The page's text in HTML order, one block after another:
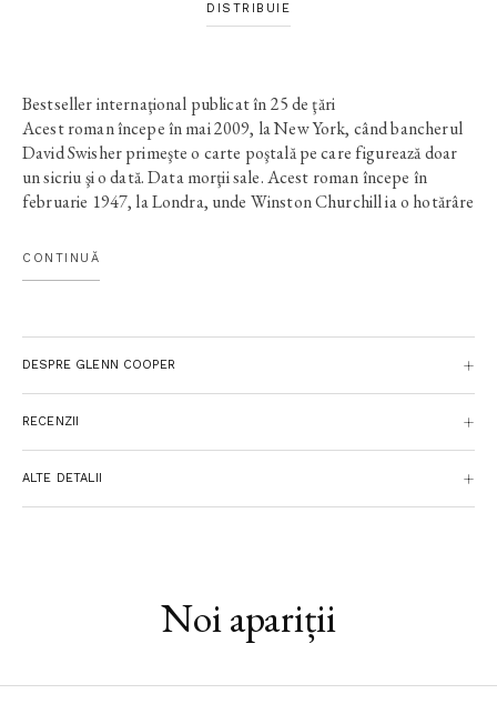
DISTRIBUIE
Bestseller internaţional publicat în 25 de ţări
Acest roman începe în mai 2009, la New York, când bancherul
David Swisher primeşte o carte poştală pe care figurează doar
un sicriu şi o dată. Data morţii sale. Acest roman începe în
februarie 1947, la Londra, unde Winston Churchill ia o hotărâre
hotărâre cumplită, dar necesară. Acest roman începe în iulie
1947, la Washington, când Harry Truman, preşedintele care a
copil analfabet scrie pe zăpadă nume şi numere. Har divin sau
blestem?Acest roman, dacă este un roman, a început şi nu s-a
sfârşit. S-ar putea ca noi toţi să fim în el, fără să ştim. Pentru că
nimic nu este întâmplător. Pentru că destinul fiecărui om este
deja scris.
CONTINUĂ
DESPRE GLENN COOPER
RECENZII
ALTE DETALII
Noi apariții